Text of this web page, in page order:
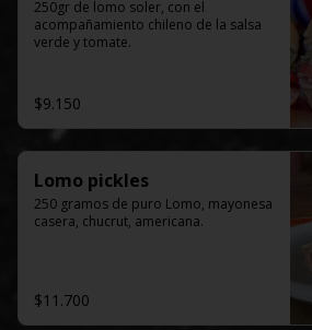
250gr de lomo soler, con el
acompañamiento chileno de la salsa
verde y tomate.
$9.150
Lomo pickles
250 gramos de puro Lomo, mayonesa
casera, chucrut, americana.
$11.700